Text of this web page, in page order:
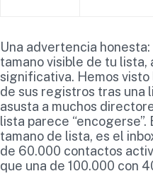
Una advertencia
tamano visible de tu lista,
significativa. Hemos
de sus registros tras una
asusta a muchos
lista parece
tamano de lista, es el
de 60.000 contactos
que una de 100.000 con